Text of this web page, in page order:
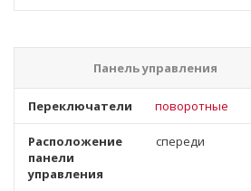
Панель управления
Переключатели поворотные
Расположение
панели
управления
спереди